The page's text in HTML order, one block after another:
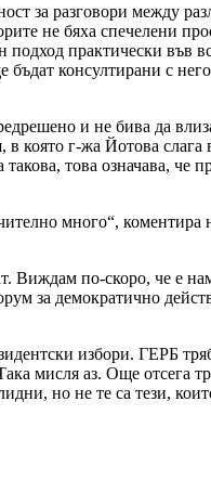
за разговори между
не бяха спечелени
подход практически във
консултирани с
и не бива да
която г-жа Йотова слага
това означава, че
много“, коментира
Виждам по-скоро, че е
за демократично
избори. ГЕРБ
мисля аз. Още отсега
но не те са тези,